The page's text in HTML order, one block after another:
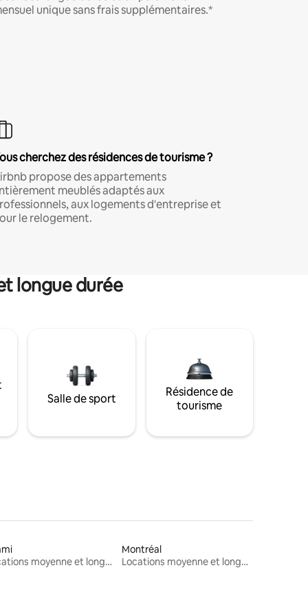
unique sans frais supplémentaires.*
cherchez des résidences de tourisme ?
propose des appartements
meublés adaptés aux
aux logements d'entreprise et
le relogement.
longue durée
Salle de sport
Résidence de
tourisme
Locations moyenne et longue durée
Montréal
Locations moyenne et longue durée